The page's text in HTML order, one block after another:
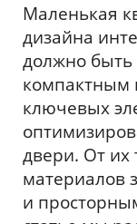
Маленькая
дизайна
должно
ключевых
двери. От их
материалов
и